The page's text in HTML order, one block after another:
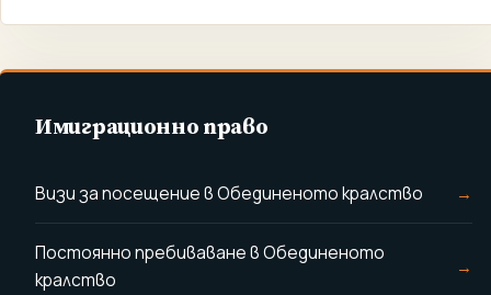
Имиграционно право
Визи за посещение в Обединеното кралство
Постоянно пребиваване в Обединеното
кралство